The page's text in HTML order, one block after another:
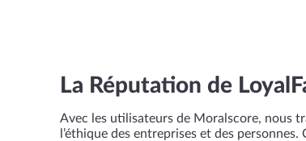
La Réputation de
Avec les utilisateurs de Moralscore, nous
l’éthique des entreprises et des